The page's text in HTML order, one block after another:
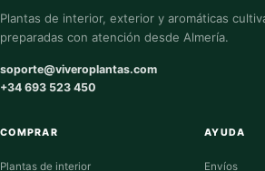
Plantas de interior, exterior y aromáticas
preparadas con atención desde Almería.
soporte@viveroplantas.com
+34 693 523 450
COMPRAR
Plantas de interior
AYUDA
Envíos